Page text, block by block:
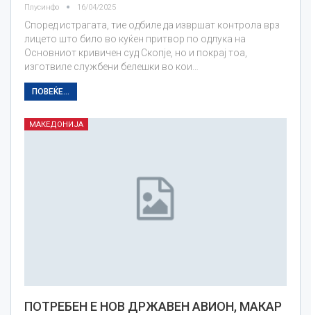
Плусинфо 16/04/2025
Според истрагата, тие одбиле да извршат контрола врз
лицето што било во куќен притвор по одлука на
Основниот кривичен суд Скопје, но и покрај тоа,
изготвиле службени белешки во кои…
ПОВЕЌЕ...
МАКЕДОНИЈА
ПОТРЕБЕН Е НОВ ДРЖАВЕН АВИОН, МАКАР